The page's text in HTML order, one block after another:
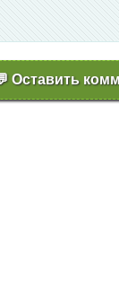
Оставить